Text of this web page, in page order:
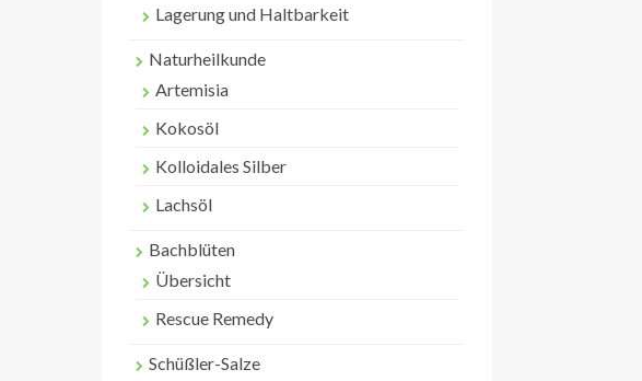
Lagerung und Haltbarkeit
Naturheilkunde
Artemisia
Kokosöl
Kolloidales Silber
Lachsöl
Bachblüten
Übersicht
Rescue Remedy
Schüßler-Salze